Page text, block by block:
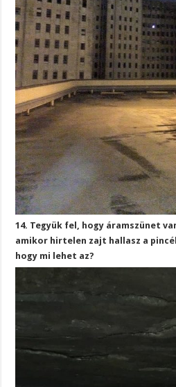
14. Tegyük fel, hogy áramszünet
amikor hirtelen zajt hallasz a
hogy mi lehet az?